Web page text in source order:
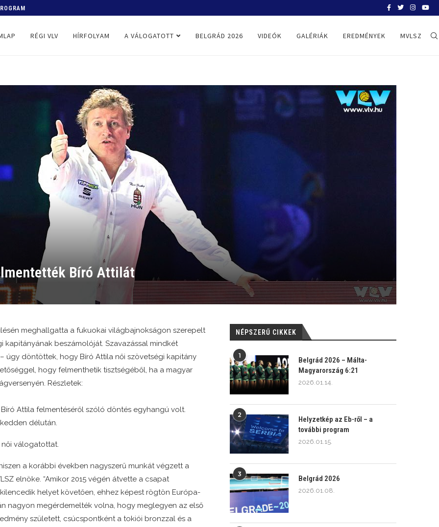
RÉGI VLV HÍRFOLYAM A VÁLOGATOTT BELGRÁD 2026 VIDEÓK GALÉRIÁK EREDMÉNYEK MVLSZ
Bíró Attilát
meghallgatta a fukuokai világbajnokságon szerepelt
beszámolóját. Szavazással mindkét
úgy döntöttek, hogy Bíró Attila női szövetségi kapitány
hogy felmenthetik tisztségéből, ha a magyar
Részletek:
Attila felmentéséről szóló döntés egyhangú volt.
délután.
női válogatottat.
a korábbi években nagyszerű munkát végzett a
elnöke. “Amikor 2015 végén átvette a csapat
helyet követően, ehhez képest rögtön Európa-
nagyon megérdemelték volna, hogy meglegyen az első
született, csúcspontként a tokiói bronzzal és a
NÉPSZERŰ CIKKEK
1
Belgrád 2026 – Málta-
Magyarország 6:21
2026.01.14.
2
Helyzetkép az Eb-ről – a
további program
2026.01.15.
3
Belgrád 2026
2026.01.08.